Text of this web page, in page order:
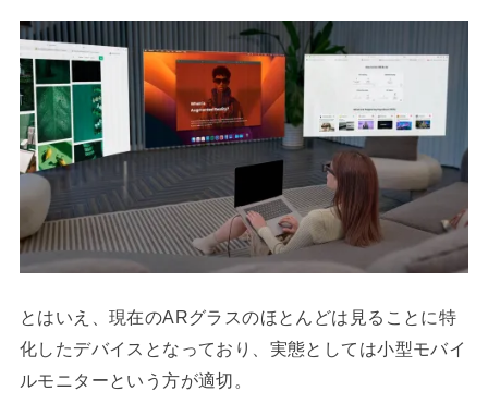
とはいえ、現在のARグラスのほとんどは見ることに特
化したデバイスとなっており、実態としては小型モバイ
ルモニターという方が適切。